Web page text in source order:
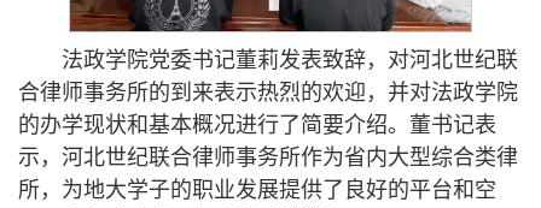
法政学院党委书记董莉发表致辞，对河北世纪联
合律师事务所的到来表示热烈的欢迎，并对法政学院
的办学现状和基本概况进行了简要介绍。董书记表
示，河北世纪联合律师事务所作为省内大型综合类律
所，为地大学子的职业发展提供了良好的平台和空